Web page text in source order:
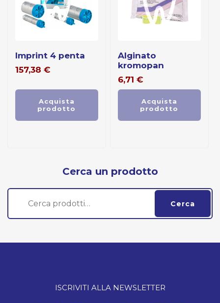
imprint 4 penta
157,38 €
Acquista
prodotto
alginato
kromopan
6,71 €
Acquista
prodotto
Cerca un prodotto
Cerca:
Cerca
ISCRIVITI ALLA NEWSLETTER